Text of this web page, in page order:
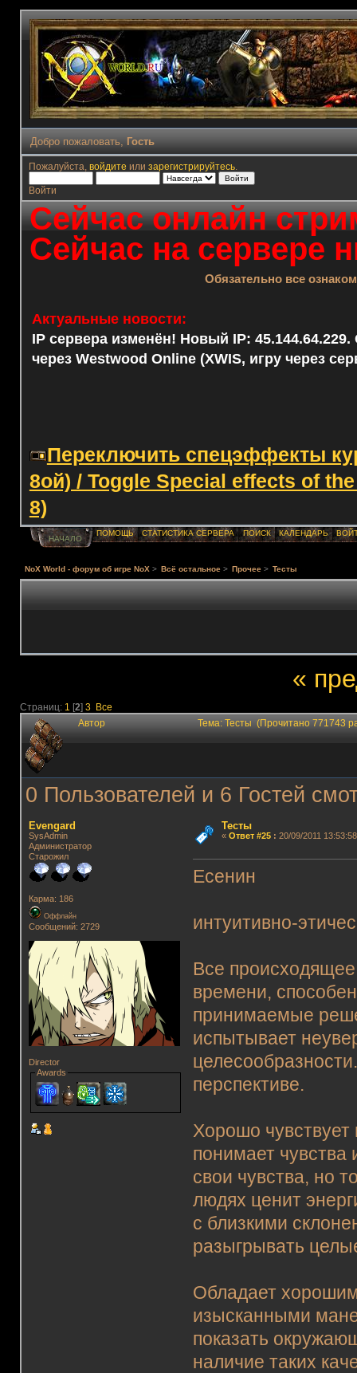
Добро пожаловать, Гость
Пожалуйста, войдите или зарегистрируйтесь.
Войти
Сейчас онлайн
Сейчас на сервере
Обязательно все
Актуальные новости:
IP сервера изменён! Новый IP: 45.144.64.229.
через Westwood Online (XWIS, игру через
Переключить спецэффекты
8ой) / Toggle Special effects of
8)
НАЧАЛО
ПОМОЩЬ СТАТИСТИКА СЕРВЕРА ПОИСК КАЛЕНДАРЬ
NoX World - форум об игре NoX > Всё остальное > Прочее > Тесты
«
Страниц: 1 [2] 3 Все
Автор Тема: Тесты (Прочитано 771743
0 Пользователей и 6 Гостей
Evengard
SysAdmin
Администратор
Старожил
Карма: 186
Оффлайн
Сообщений: 2729
Director
Awards
Тесты
« Ответ #25: 20/09/2011
Есенин
интуитивно-
Все
времени,
принимаемые
испытывает
перспективе.
Хорошо
понимает чувства
свои чувства, но
людях ценит
с близкими
разыгрывать
Обладает хорошим
изысканными
показать
наличие таких